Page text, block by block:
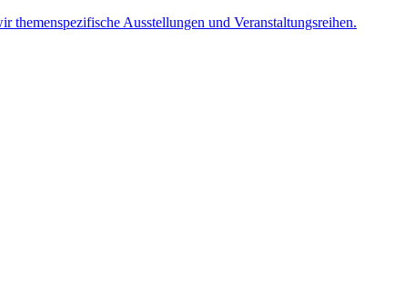
Ausstellungen und Veranstaltungsreihen.